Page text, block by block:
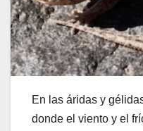
En las áridas y
donde el viento y el